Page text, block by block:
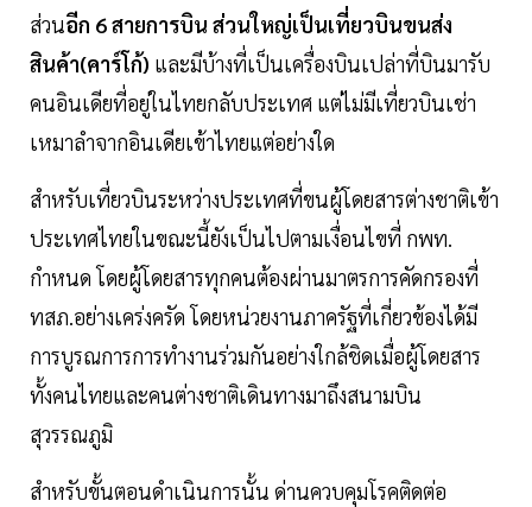
ส่วนอีก 6 สายการบิน ส่วนใหญ่เป็นเที่ยวบินขนส่ง
สินค้า(คาร์โก้) และมีบ้างที่เป็นเครื่องบินเปล่าที่บินมารับ
คนอินเดียที่อยู่ในไทยกลับประเทศ แต่ไม่มีเที่ยวบินเช่า
เหมาลำจากอินเดียเข้าไทยแต่อย่างใด
สำหรับเที่ยวบินระหว่างประเทศที่ขนผู้โดยสารต่างชาติเข้า
ประเทศไทยในขณะนี้ยังเป็นไปตามเงื่อนไขที่ กพท.
กำหนด โดยผู้โดยสารทุกคนต้องผ่านมาตรการคัดกรองที่
ทสภ.อย่างเคร่งครัด โดยหน่วยงานภาครัฐที่เกี่ยวข้องได้มี
การบูรณการการทำงานร่วมกันอย่างใกล้ชิดเมื่อผู้โดยสาร
ทั้งคนไทยและคนต่างชาติเดินทางมาถึงสนามบิน
สุวรรณภูมิ
สำหรับขั้นตอนดำเนินการนั้น ด่านควบคุมโรคติดต่อ